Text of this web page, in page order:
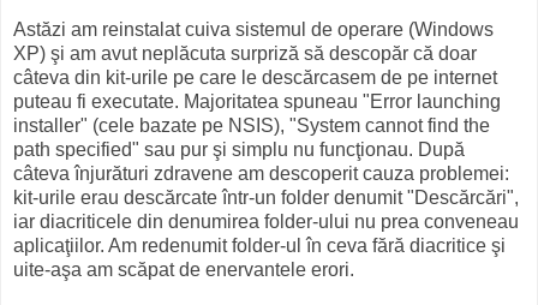
Astăzi am reinstalat cuiva sistemul de operare (Windows
XP) şi am avut neplăcuta surpriză să descopăr că doar
câteva din kit-urile pe care le descărcasem de pe internet
puteau fi executate. Majoritatea spuneau "Error launching
installer" (cele bazate pe NSIS), "System cannot find the
path specified" sau pur şi simplu nu funcţionau. După
câteva înjurături zdravene am descoperit cauza problemei:
kit-urile erau descărcate într-un folder denumit "Descărcări",
iar diacriticele din denumirea folder-ului nu prea conveneau
aplicaţiilor. Am redenumit folder-ul în ceva fără diacritice şi
uite-aşa am scăpat de enervantele erori.